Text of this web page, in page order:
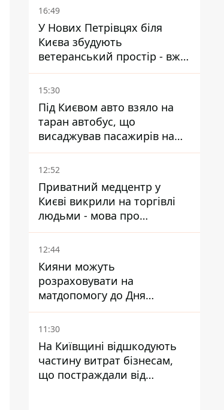
16:49
У Нових Петрівцях біля
Києва збудують
ветеранський простір - вже
знайшли проєктанта
15:30
Під Києвом авто взяло на
таран автобус, що
висаджував пасажирів на
зупинці - пасажирка в
лікарні
12:52
Приватний медцентр у
Києві викрили на торгівлі
людьми - мова про
сурогатне материнство
12:44
Кияни можуть
розраховувати на
матдопомогу до Дня
незалежності - кому її
дадуть
11:30
На Київщині відшкодують
частину витрат бізнесам,
що постраждали від